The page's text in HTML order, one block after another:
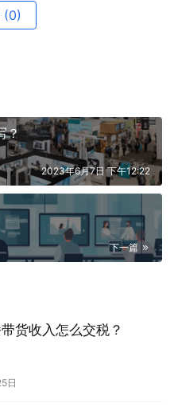
(0)
？
2023年6月7日 下午12:22
下一篇
货收入怎么交税？
日